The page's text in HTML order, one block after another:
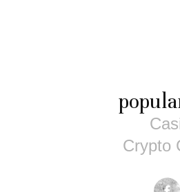
Crypto